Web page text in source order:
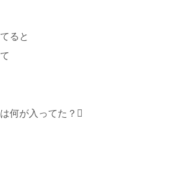
ると
何が入ってた？